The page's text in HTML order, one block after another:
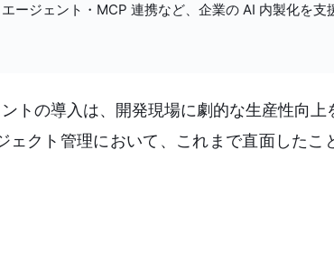
ージェント・MCP 連携など、企業の AI 内製化を支
トの導入は、開発現場に劇的な生産性向上
クト管理において、これまで直面したこ